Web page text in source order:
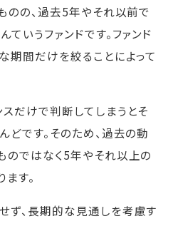
のの、過去5年やそれ以前で
いうファンドです。ファンド
期間だけを絞ることによって
だけで判断してしまうとそ
どです。そのため、過去の動
のではなく5年やそれ以上の
す。
ず、長期的な見通しを考慮す